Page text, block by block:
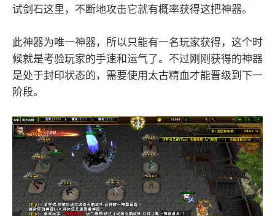
试剑石这里，不断地攻击它就有概率获得这把神器。
此神器为唯一神器，所以只能有一名玩家获得，这个时
候就是考验玩家的手速和运气了。不过刚刚获得的神器
是处于封印状态的，需要使用太古精血才能晋级到下一
阶段。